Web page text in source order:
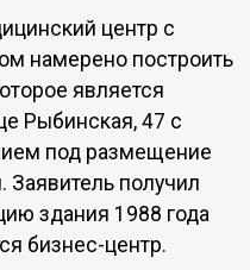
центр с
намерено построить
является
Рыбинская, 47 с
под размещение
Заявитель получил
здания 1988 года
бизнес-центр.